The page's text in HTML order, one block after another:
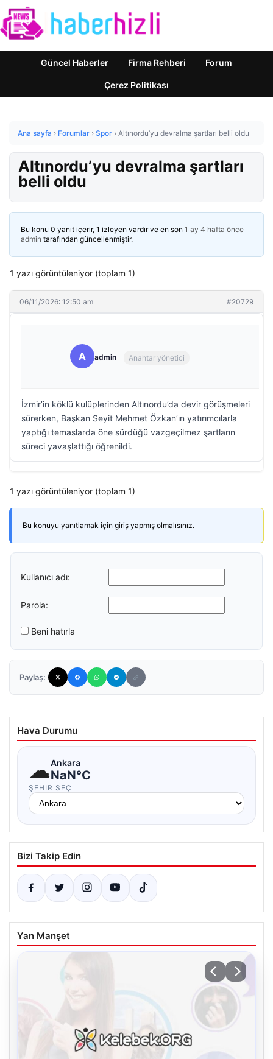
Güncel Haberler Firma Rehberi Forum
Çerez Politikası
Ana sayfa › Forumlar › Spor › Altınordu’yu devralma şartları belli oldu
Altınordu’yu devralma şartları
belli oldu
Bu konu 0 yanıt içerir, 1 izleyen vardır ve en son 1 ay 4 hafta önce
admin tarafından güncellenmiştir.
1 yazı görüntüleniyor (toplam 1)
06/11/2026: 12:50 am #20729
A admin Anahtar yönetici
İzmir’in köklü kulüplerinden Altınordu’da devir görüşmeleri
sürerken, Başkan Seyit Mehmet Özkan’ın yatırımcılarla
yaptığı temaslarda öne sürdüğü vazgeçilmez şartların
süreci yavaşlattığı öğrenildi.
1 yazı görüntüleniyor (toplam 1)
Bu konuyu yanıtlamak için giriş yapmış olmalısınız.
Kullanıcı adı:
Parola:
Beni hatırla
Paylaş:
Hava Durumu
☁Ankara
NaN°C
ŞEHIR SEÇ
Bizi Takip Edin
Yan Manşet